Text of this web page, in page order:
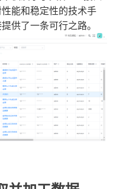
能和稳定性的技术手
供了一条可行之路。